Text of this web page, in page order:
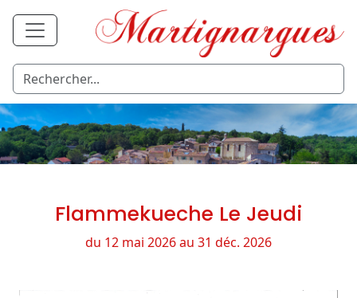
Flammekueche Le Jeudi
du 12 mai 2026 au 31 déc. 2026